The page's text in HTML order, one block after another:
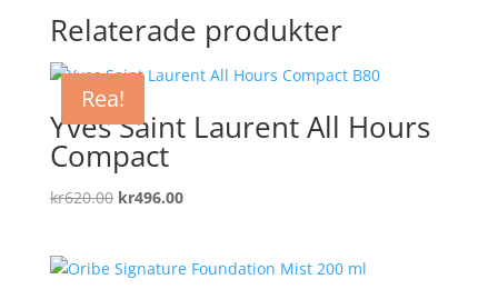
Relaterade produkter
Rea!
Yves Saint Laurent All Hours
Compact
kr620.00 Det
var:
kr496.00Det
är: